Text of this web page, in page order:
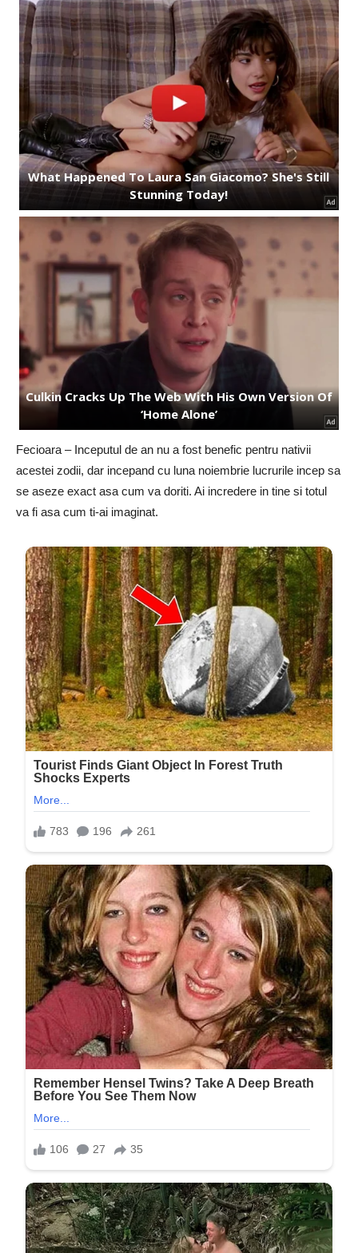
Fecioara – Inceputul de an nu a fost benefic pentru nativii
acestei zodii, dar incepand cu luna noiembrie lucrurile incep sa
se aseze exact asa cum va doriti. Ai incredere in tine si totul
va fi asa cum ti-ai imaginat.